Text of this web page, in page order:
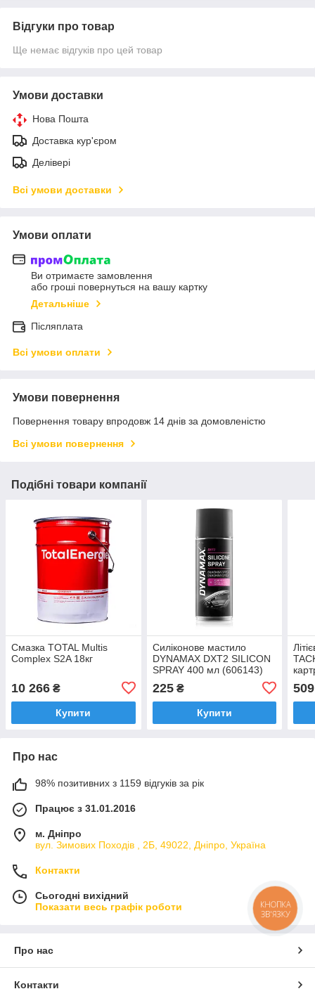
Відгуки про товар
Ще немає відгуків про цей товар
Умови доставки
Нова Пошта
Доставка кур'єром
Делівері
Всі умови доставки
Умови оплати
Ви отримаєте замовлення
або гроші повернуться на вашу картку
Детальніше
Післяплата
Всі умови оплати
Умови повернення
Повернення товару впродовж 14 днів за домовленістю
Всі умови повернення
Подібні товари компанії
Смазка TOTAL Multis
Complex S2A 18кг
10 266 ₴
Купити
Силіконове мастило
DYNAMAX DXT2 SILICON
SPRAY 400 мл (606143)
225₴
Купити
509
Про нас
98% позитивних з 1159 відгуків за рік
Працює з 31.01.2016
м. Дніпро
вул. Зимових Походiв , 2Б, 49022, Дніпро, Україна
Контакти
Сьогодні вихідний
Показати весь графік роботи
Про нас
Контакти
КНОПКА
ЗВ'ЯЗКУ